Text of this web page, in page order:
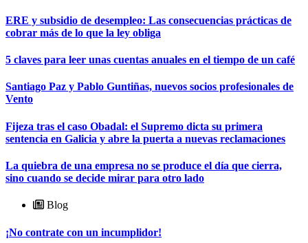
ERE y subsidio de desempleo: Las consecuencias prácticas de
cobrar más de lo que la ley obliga
5 claves para leer unas cuentas anuales en el tiempo de un café
Santiago Paz y Pablo Guntiñas, nuevos socios profesionales de
Vento
Fijeza tras el caso Obadal: el Supremo dicta su primera
sentencia en Galicia y abre la puerta a nuevas reclamaciones
La quiebra de una empresa no se produce el día que cierra,
sino cuando se decide mirar para otro lado
Blog
¡No contrate con un incumplidor!